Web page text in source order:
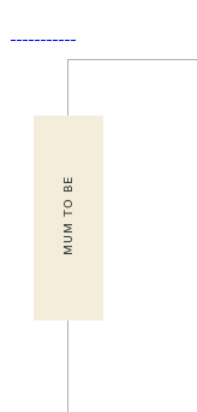
MUM TO BE